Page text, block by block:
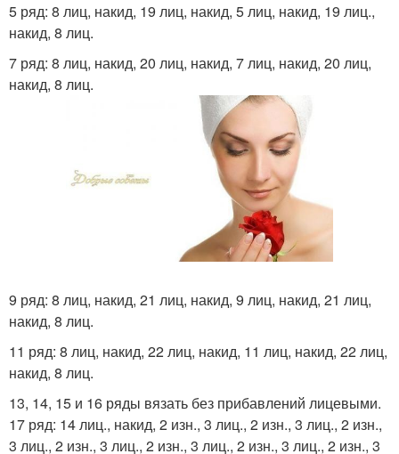
5 ряд: 8 лиц, накид, 19 лиц, накид, 5 лиц, накид, 19 лиц.,
накид, 8 лиц.
7 ряд: 8 лиц, накид, 20 лиц, накид, 7 лиц, накид, 20 лиц,
накид, 8 лиц.
9 ряд: 8 лиц, накид, 21 лиц, накид, 9 лиц, накид, 21 лиц,
накид, 8 лиц.
11 ряд: 8 лиц, накид, 22 лиц, накид, 11 лиц, накид, 22 лиц,
накид, 8 лиц.
13, 14, 15 и 16 ряды вязать без прибавлений лицевыми.
17 ряд: 14 лиц., накид, 2 изн., 3 лиц., 2 изн., 3 лиц., 2 изн.,
3 лиц., 2 изн., 3 лиц., 2 изн., 3 лиц., 2 изн., 3 лиц., 2 изн., 3